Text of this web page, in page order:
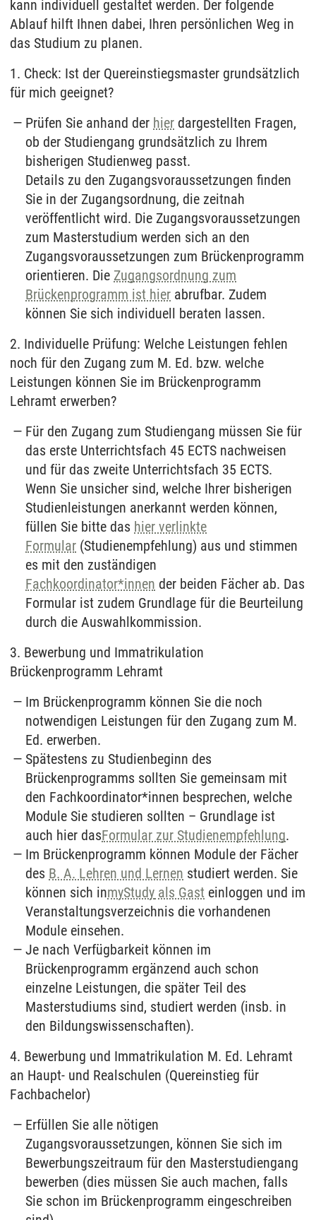
kann individuell gestaltet werden. Der folgende
Ablauf hilft Ihnen dabei, Ihren persönlichen Weg in
das Studium zu planen.
1. Check: Ist der Quereinstiegsmaster grundsätzlich
für mich geeignet?
Prüfen Sie anhand der hier dargestellten Fragen,
ob der Studiengang grundsätzlich zu Ihrem
bisherigen Studienweg passt.
Details zu den Zugangsvoraussetzungen finden
Sie in der Zugangsordnung, die zeitnah
veröffentlicht wird. Die Zugangsvoraussetzungen
zum Masterstudium werden sich an den
Zugangsvoraussetzungen zum Brückenprogramm
orientieren. Die Zugangsordnung zum
Brückenprogramm ist hier abrufbar. Zudem
können Sie sich individuell beraten lassen.
2. Individuelle Prüfung: Welche Leistungen fehlen
noch für den Zugang zum M. Ed. bzw. welche
Leistungen können Sie im Brückenprogramm
Lehramt erwerben?
Für den Zugang zum Studiengang müssen Sie für
das erste Unterrichtsfach 45 ECTS nachweisen
und für das zweite Unterrichtsfach 35 ECTS.
Wenn Sie unsicher sind, welche Ihrer bisherigen
Studienleistungen anerkannt werden können,
füllen Sie bitte das hier verlinkte
Formular (Studienempfehlung) aus und stimmen
es mit den zuständigen
Fachkoordinator*innen der beiden Fächer ab. Das
Formular ist zudem Grundlage für die Beurteilung
durch die Auswahlkommission.
3. Bewerbung und Immatrikulation
Brückenprogramm Lehramt
Im Brückenprogramm können Sie die noch
notwendigen Leistungen für den Zugang zum M.
Ed. erwerben.
Spätestens zu Studienbeginn des
Brückenprogramms sollten Sie gemeinsam mit
den Fachkoordinator*innen besprechen, welche
Module Sie studieren sollten – Grundlage ist
auch hier dasFormular zur Studienempfehlung.
Im Brückenprogramm können Module der Fächer
des B. A. Lehren und Lernen studiert werden. Sie
können sich inmyStudy als Gast einloggen und im
Veranstaltungsverzeichnis die vorhandenen
Module einsehen.
Je nach Verfügbarkeit können im
Brückenprogramm ergänzend auch schon
einzelne Leistungen, die später Teil des
Masterstudiums sind, studiert werden (insb. in
den Bildungswissenschaften).
4. Bewerbung und Immatrikulation M. Ed. Lehramt
an Haupt- und Realschulen (Quereinstieg für
Fachbachelor)
Erfüllen Sie alle nötigen
Zugangsvoraussetzungen, können Sie sich im
Bewerbungszeitraum für den Masterstudiengang
bewerben (dies müssen Sie auch machen, falls
Sie schon im Brückenprogramm eingeschreiben